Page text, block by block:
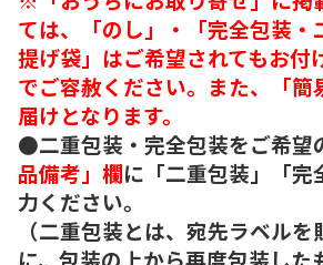
ては、「のし」・「完全包装・
提げ袋」はご希望されてもお付
でご容赦ください。また、「簡
届けとなります。
●二重包装・完全包装をご希望
品備考」欄に「二重包装」「完
力ください。
（二重包装とは、宛先ラベル
に、包装の上から再度包装した